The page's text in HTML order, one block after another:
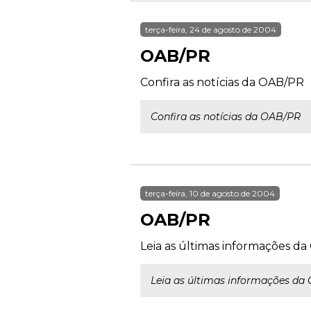
terça-feira, 24 de agosto de 2004
OAB/PR
Confira as notícias da OAB/PR
Confira as notícias da OAB/PR
terça-feira, 10 de agosto de 2004
OAB/PR
Leia as últimas informações da
Leia as últimas informações da